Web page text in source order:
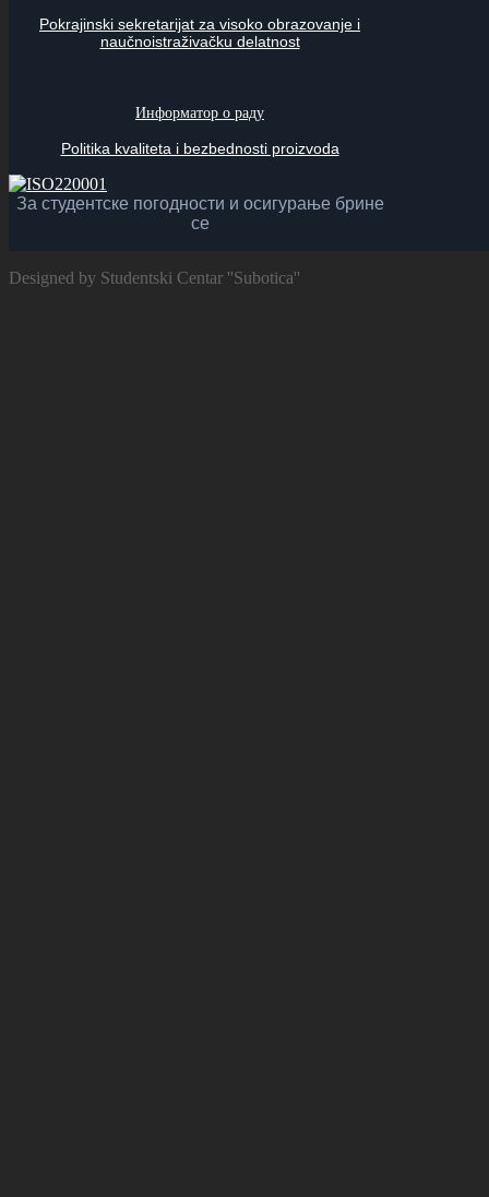
Pokrajinski sekretarijat za visoko obrazovanje i
naučnoistraživačku delatnost
Информатор о раду
Politika kvaliteta i bezbednosti proizvoda
За студентске погодности и осигурање брине
се
Designed by Studentski Centar ''Subotica''